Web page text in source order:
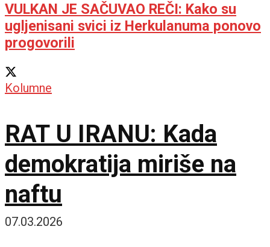
VULKAN JE SAČUVAO REČI: Kako su
ugljenisani svici iz Herkulanuma ponovo
progovorili
Kolumne
RAT U IRANU: Kada
demokratija miriše na
naftu
07.03.2026